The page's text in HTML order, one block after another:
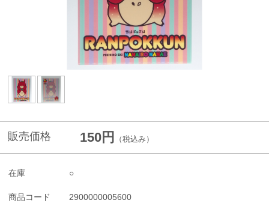
販売価格 150円 （税込み）
在庫 ○
商品コード 2900000005600